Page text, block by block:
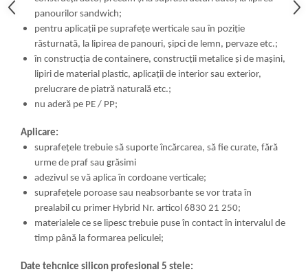
panourilor sandwich;
pentru aplicaţii pe suprafeţe werticale sau în poziţie
răsturnată, la lipirea de panouri, şipci de lemn, pervaze etc.;
în construcţia de containere, construcţii metalice şi de maşini,
lipiri de material plastic, aplicaţii de interior sau exterior,
prelucrare de piatră naturală etc.;
nu aderă pe PE / PP;
Aplicare:
suprafețele trebuie să suporte încărcarea, să fie curate, fără
urme de praf sau grăsimi
adezivul se vă aplica în cordoane verticale;
suprafețele poroase sau neabsorbante se vor trata în
prealabil cu primer Hybrid Nr. articol 6830 21 250;
materialele ce se lipesc trebuie puse în contact în intervalul de
timp până la formarea peliculei;
Date tehcnice silicon profesional 5 stele: